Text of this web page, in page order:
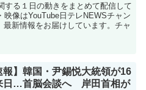
る１日の動きをまとめて配信して
像はYouTube日テレNEWSチャン
新情報をお届けしています。チャ
報】韓国・尹錫悦大統領が16
日…首脳会談へ 岸田首相が